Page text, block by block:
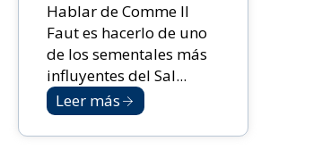
Hablar de Comme Il
Faut es hacerlo de uno
de los sementales más
influyentes del Sal...
Leer más